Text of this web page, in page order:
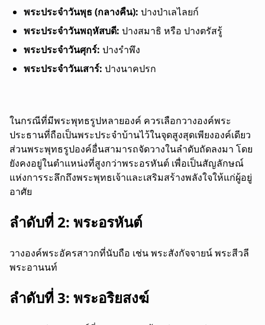
พระประจำวันพุธ (กลางคืน): ปางป่าเลไลยก์
พระประจำวันพฤหัสบดี: ปางสมาธิ หรือ ปางตรัสรู้
พระประจำวันศุกร์: ปางรำพึง
พระประจำวันเสาร์: ปางนาคปรก
ในกรณีที่มีพระพุทธรูปหลายองค์ ควรเลือกวางองค์พระ
ประธานที่ถือเป็นพระประจำบ้านไว้ในจุดสูงสุดเพียงองค์เดียว
ส่วนพระพุทธรูปองค์อื่นสามารถจัดวางในลำดับถัดลงมา โดย
ยังคงอยู่ในตำแหน่งที่สูงกว่าพระอรหันต์ เพื่อเป็นสัญลักษณ์
แห่งการระลึกถึงพระพุทธเจ้าและเสริมสร้างพลังใจให้แก่ผู้อยู่
อาศัย
ลำดับที่ 2: พระอรหันต์
วางองค์พระอัครสาวกที่นับถือ เช่น พระสังกัจจายน์ พระสีวลี
พระอานนท์
ลำดับที่ 3: พระอริยสงฆ์